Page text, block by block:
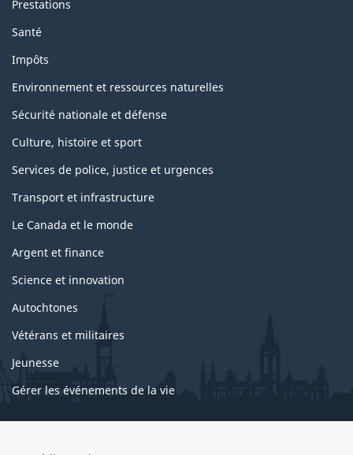
Prestations
Santé
Impôts
Environnement et ressources naturelles
Sécurité nationale et défense
Culture, histoire et sport
Services de police, justice et urgences
Transport et infrastructure
Le Canada et le monde
Argent et finance
Science et innovation
Autochtones
Vétérans et militaires
Jeunesse
Gérer les événements de la vie